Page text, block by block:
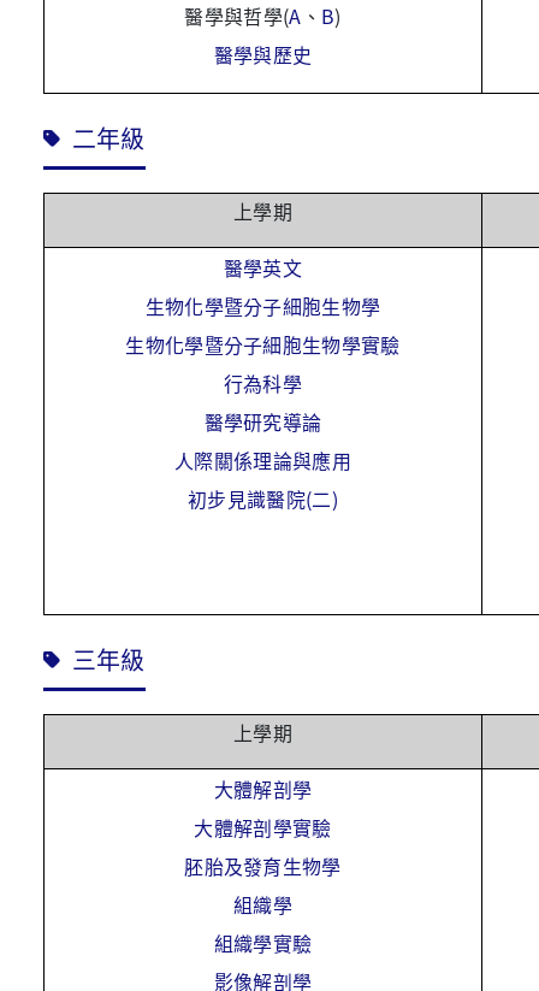
醫學與哲學(A 、 B)
醫學與歷史
二年級
上學期
醫學英文
生物化學暨分子細胞生物學
生物化學暨分子細胞生物學實驗
行為科學
醫學研究導論
人際關係理論與應用
初步見識醫院(二)
三年級
上學期
大體解剖學
大體解剖學實驗
胚胎及發育生物學
組織學
組織學實驗
影像解剖學